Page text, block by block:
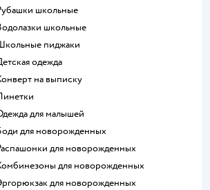
Рубашки школьные
Водолазки школьные
Школьные пиджаки
Детская одежда
Конверт на выписку
Пинетки
Одежда для малышей
Боди для новорожденных
Распашонки для новорожденных
Комбинезоны для новорожденных
Эргорюкзак для новорожденных